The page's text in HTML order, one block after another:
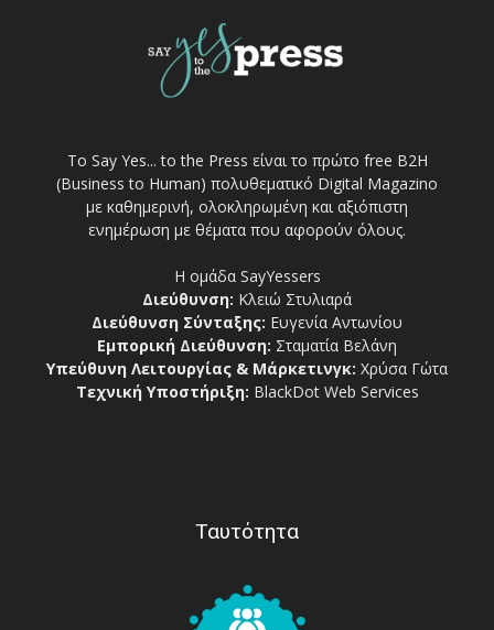
Το Say Yes... to the Press είναι το πρώτο free Β2Η
(Business to Human) πολυθεματικό Digital Magazino
με καθημερινή, ολοκληρωμένη και αξιόπιστη
ενημέρωση με θέματα που αφορούν όλους.
Η ομάδα SayYessers
Διεύθυνση: Κλειώ Στυλιαρά
Διεύθυνση Σύνταξης: Ευγενία Αντωνίου
Εμπορική Διεύθυνση: Σταματία Βελάνη
Υπεύθυνη Λειτουργίας & Μάρκετινγκ: Χρύσα Γώτα
Τεχνική Υποστήριξη: BlackDot Web Services
Ταυτότητα